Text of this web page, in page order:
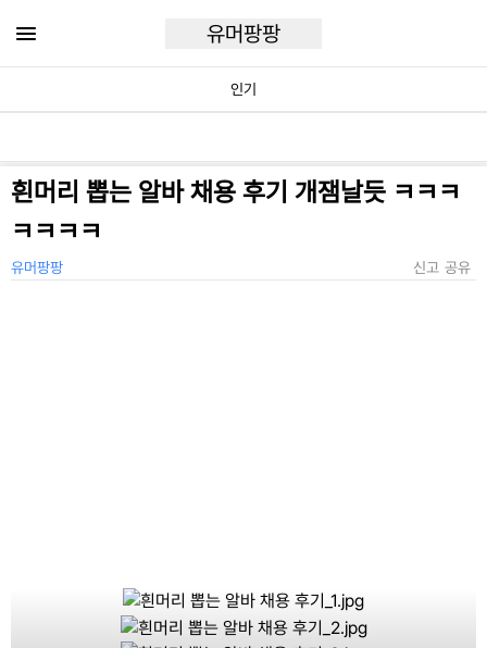
유머팡팡
인기
흰머리 뽑는 알바 채용 후기 개잼날듯 ㅋㅋㅋ
ㅋㅋㅋㅋ
유머팡팡 신고 공유